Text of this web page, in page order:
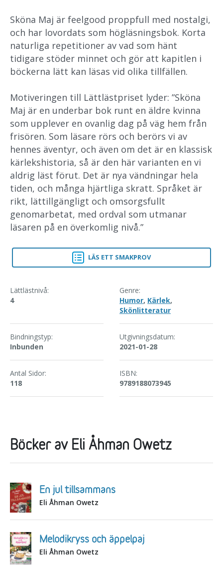
Sköna Maj är feelgood proppfull med nostalgi,
och har lovordats som högläsningsbok. Korta
naturliga repetitioner av vad som hänt
tidigare stöder minnet och gör att kapitlen i
böckerna lätt kan läsas vid olika tillfällen.
Motiveringen till Lättlästpriset lyder: ”Sköna
Maj är en underbar bok runt en äldre kvinna
som upplever en ovanlig dag på väg hem från
frisören. Som läsare rörs och berörs vi av
hennes äventyr, och även om det är en klassisk
kärlekshistoria, så är den här varianten en vi
aldrig läst förut. Det är nya vändningar hela
tiden, och många hjärtliga skratt. Språket är
rikt, lättillgängligt och omsorgsfullt
genomarbetat, med ordval som utmanar
läsaren på en överkomlig nivå.”
LÄS ETT SMAKPROV
SKÖNA MAJ
Lättlästnivå:
4
Genre:
Humor, Kärlek,
Skönlitteratur
Bindningstyp:
Inbunden
Utgivningsdatum:
2021-01-28
Antal Sidor:
118
ISBN:
9789188073945
Böcker av Eli Åhman Owetz
En jul tillsammans
Eli Åhman Owetz
Melodikryss och äppelpaj
Eli Åhman Owetz